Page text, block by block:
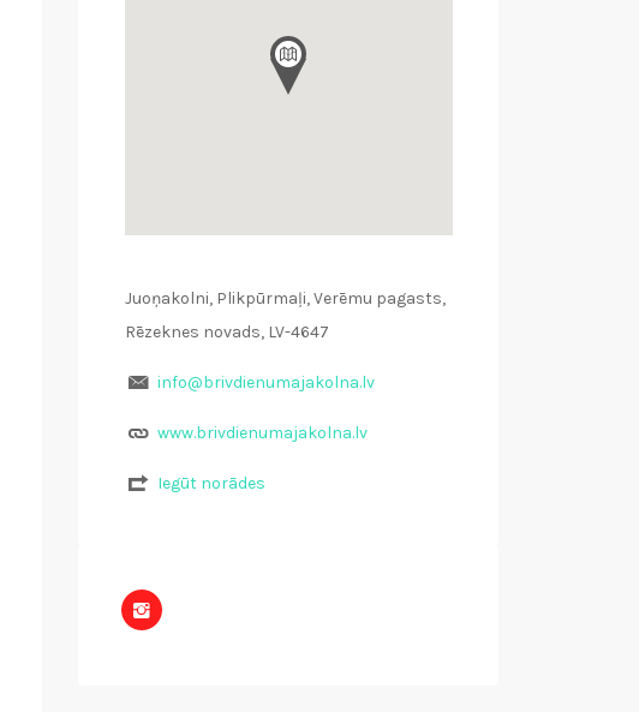
Juoņakolni, Plikpūrmaļi, Verēmu pagasts,
Rēzeknes novads, LV-4647
info@brivdienumajakolna.lv
www.brivdienumajakolna.lv
Iegūt norādes